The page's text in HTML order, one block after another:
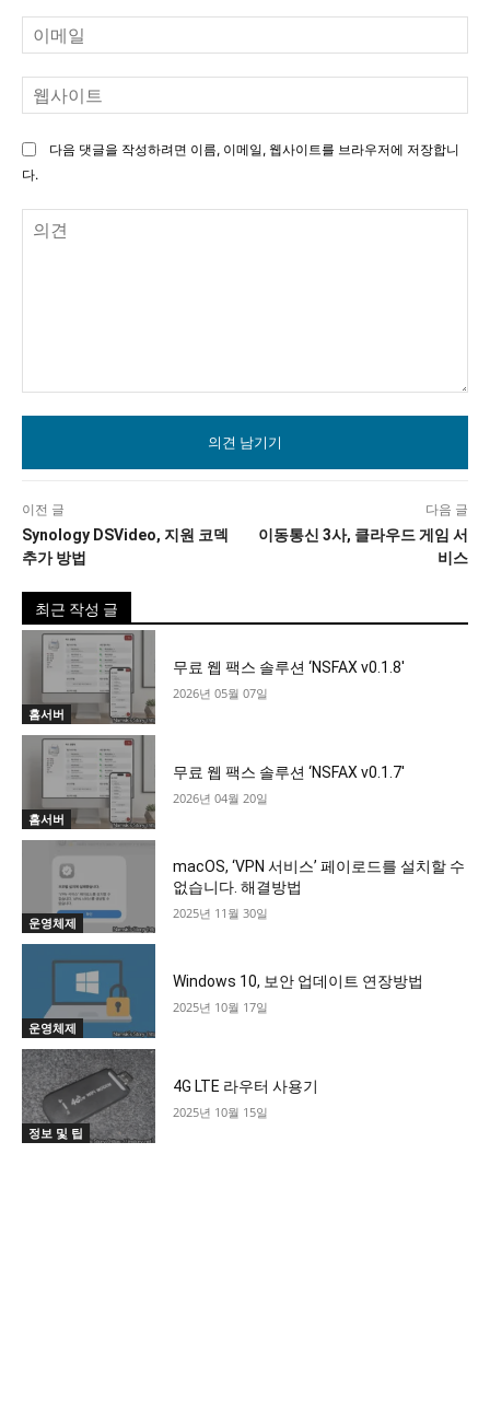
메
일
사
다음 댓글을 작성하려면 이름, 이메일, 웹사이트를 브라우저에 저장합니
다.
이전 글
Synology DSVideo, 지원 코덱
추가 방법
다음 글
이동통신 3사, 클라우드 게임 서
비스
최근 작성 글
홈서버
무료 웹 팩스 솔루션 ‘NSFAX v0.1.8′
2026년 05월 07일
홈서버
무료 웹 팩스 솔루션 ‘NSFAX v0.1.7′
2026년 04월 20일
운영체제
macOS, ‘VPN 서비스’ 페이로드를 설치할 수
없습니다. 해결방법
2025년 11월 30일
운영체제
Windows 10, 보안 업데이트 연장방법
2025년 10월 17일
정보 및 팁
4G LTE 라우터 사용기
2025년 10월 15일